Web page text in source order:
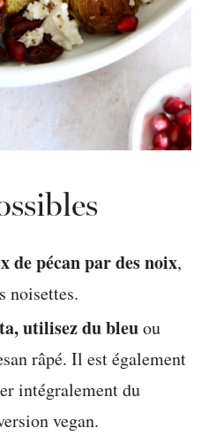
de pécan par des noix,
noisettes.
utilisez du bleuou
râpé. Il est également
intégralement du
vegan.